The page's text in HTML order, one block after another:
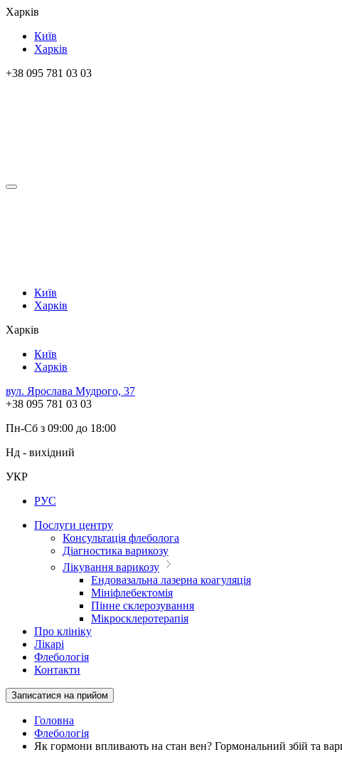
Харків
Київ
Харків
+38 095 781 03 03
Київ
Харків
Харків
Київ
Харків
вул. Ярослава Мудрого, 37
+38 095 781 03 03
Пн-Сб з 09:00 до 18:00
Нд - вихідний
УКР
РУС
Послуги центру
Консультація флеболога
Діагностика варикозу
Лікування варикозу
Ендовазальна лазерна коагуляція
Мініфлебектомія
Пінне склерозування
Мікросклеротерапія
Про клініку
Лікарі
Флебологія
Контакти
Записатися на прийом
Головна
Флебологія
Як гормони впливають на стан вен? Гормональний збій та